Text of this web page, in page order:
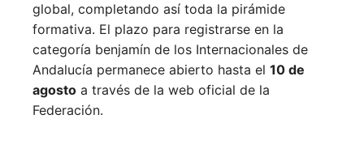
global, completando así toda la pirámide
formativa. El plazo para registrarse en la
categoría benjamín de los Internacionales de
Andalucía permanece abierto hasta el 10 de
agosto a través de la web oficial de la
Federación.